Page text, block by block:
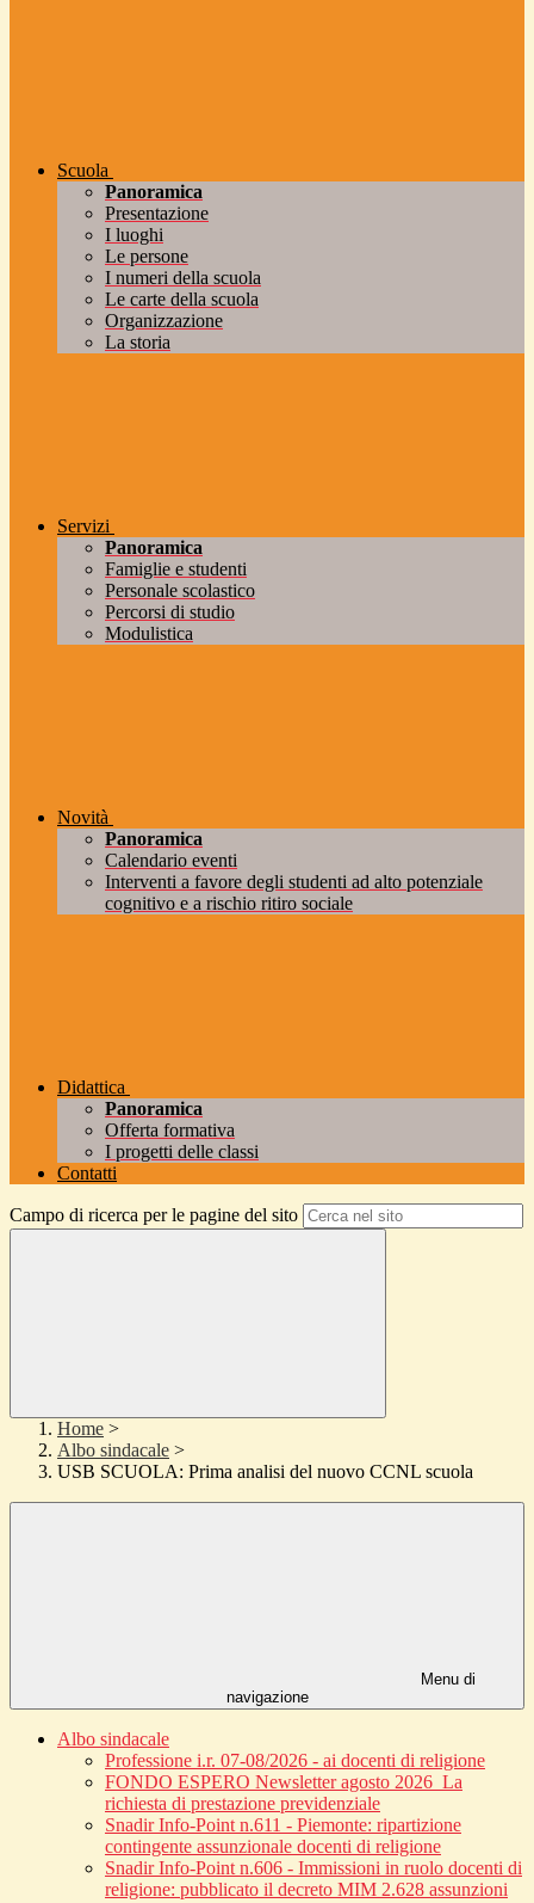
Scuola
Panoramica
Presentazione
I luoghi
Le persone
I numeri della scuola
Le carte della scuola
Organizzazione
La storia
Servizi
Panoramica
Famiglie e studenti
Personale scolastico
Percorsi di studio
Modulistica
Novità
Panoramica
Calendario eventi
Interventi a favore degli studenti ad alto potenziale
cognitivo e a rischio ritiro sociale
Didattica
Panoramica
Offerta formativa
I progetti delle classi
Contatti
Campo di ricerca per le pagine del sito
Home >
Albo sindacale >
USB SCUOLA: Prima analisi del nuovo CCNL scuola
Menu di
navigazione
Albo sindacale
Professione i.r. 07-08/2026 - ai docenti di religione
FONDO ESPERO Newsletter agosto 2026_La
richiesta di prestazione previdenziale
Snadir Info-Point n.611 - Piemonte: ripartizione
contingente assunzionale docenti di religione
Snadir Info-Point n.606 - Immissioni in ruolo docenti di
religione: pubblicato il decreto MIM 2.628 assunzioni